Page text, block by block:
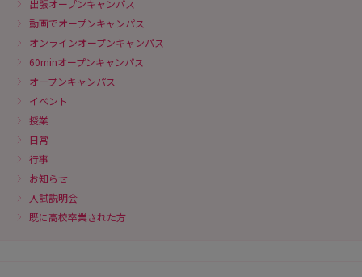
出張オープンキャンパス
動画でオープンキャンパス
オンラインオープンキャンパス
60minオープンキャンパス
オープンキャンパス
イベント
授業
日常
行事
お知らせ
入試説明会
既に高校卒業された方